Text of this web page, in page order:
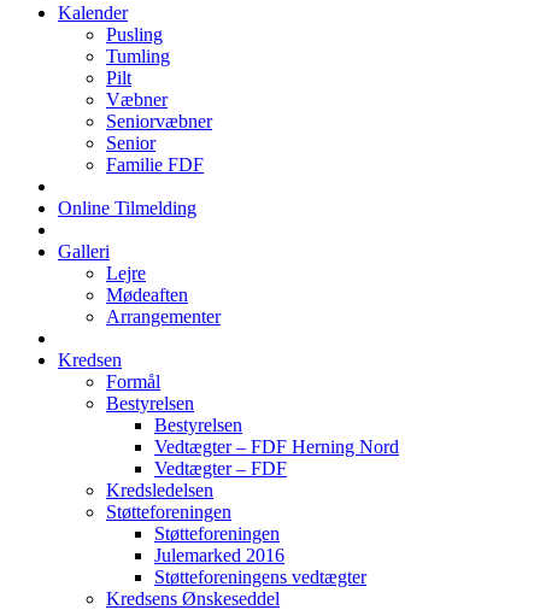
Kalender
Pusling
Tumling
Pilt
Væbner
Seniorvæbner
Senior
Familie FDF
Online Tilmelding
Galleri
Lejre
Mødeaften
Arrangementer
Kredsen
Formål
Bestyrelsen
Bestyrelsen
Vedtægter – FDF Herning Nord
Vedtægter – FDF
Kredsledelsen
Støtteforeningen
Støtteforeningen
Julemarked 2016
Støtteforeningens vedtægter
Kredsens Ønskeseddel